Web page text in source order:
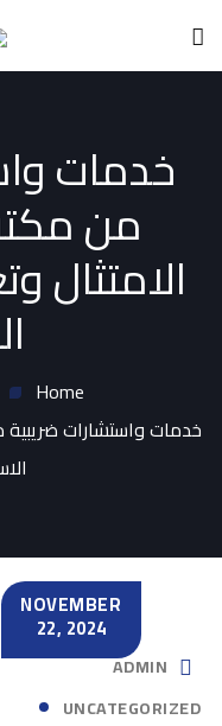
خدمات
الامتثال
Home
ADMIN
UNCATEGORIZED
NOVEMBER
22, 2024